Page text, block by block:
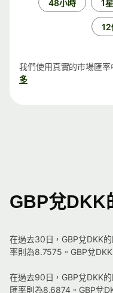
48小時 1
12
我們使用真實的市場匯率
多
GBP兌DKK
在過去30日，GBP兌DKK
率則為8.7575。GBP兌
在過去90日，GBP兌DKK
匯率則為8.6874。GBP兌